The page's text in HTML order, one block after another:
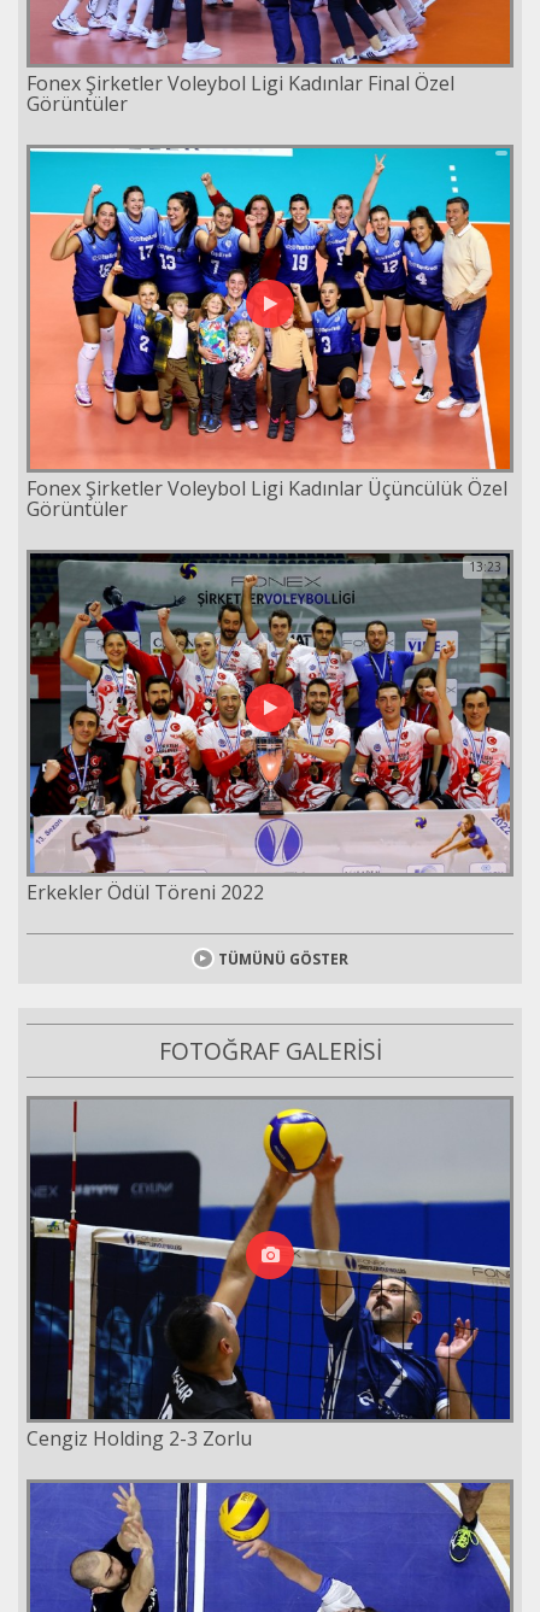
Fonex Şirketler Voleybol Ligi Kadınlar Final Özel
Görüntüler
Fonex Şirketler Voleybol Ligi Kadınlar Üçüncülük Özel
Görüntüler
Erkekler Ödül Töreni 2022
13:23
TÜMÜNÜ GÖSTER
FOTOĞRAF GALERİSİ
Cengiz Holding 2-3 Zorlu